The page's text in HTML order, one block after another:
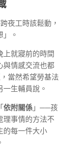
夜工時該鬆動，
。
上就寢前的時間
與情感交流也都
當然希望勞基法
生輔員說。
依附關係 」──孩
理事情的方法不
的每一件大小